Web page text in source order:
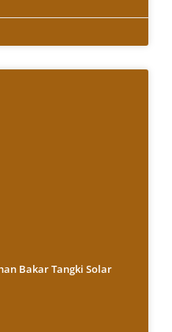
Bakar Tangki Solar